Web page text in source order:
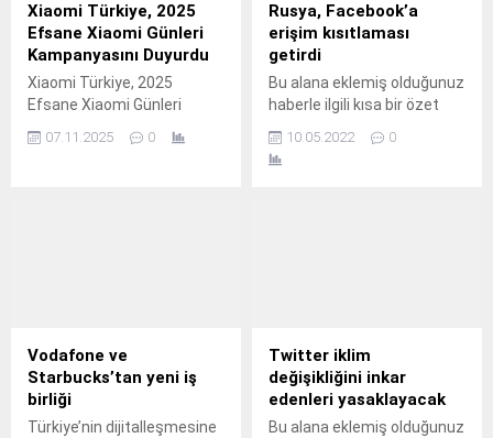
Xiaomi Türkiye, 2025
Efsane Xiaomi Günleri
Kampanyasını Duyurdu
Xiaomi Türkiye, 2025
Efsane Xiaomi Günleri
telefonlardan akıllı ev
07.11.2025 0
Rusya, Facebook’a
erişim kısıtlaması
getirdi
Bu alana eklemiş olduğunuz
haberle ilgili kısa bir özet
metin yazı düzenleme
sayfasında "Özet"
10.05.2022 0
Vodafone ve
Starbucks’tan yeni iş
birliği
Türkiye’nin dijitalleşmesine
Twitter iklim
değişikliğini inkar
edenleri yasaklayacak
Bu alana eklemiş olduğunuz